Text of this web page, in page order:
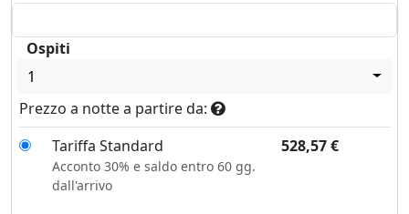
Ospiti
1
Prezzo a notte a partire da:
Tariffa Standard
528,57€
Acconto 30% e saldo entro 60 gg.
dall'arrivo